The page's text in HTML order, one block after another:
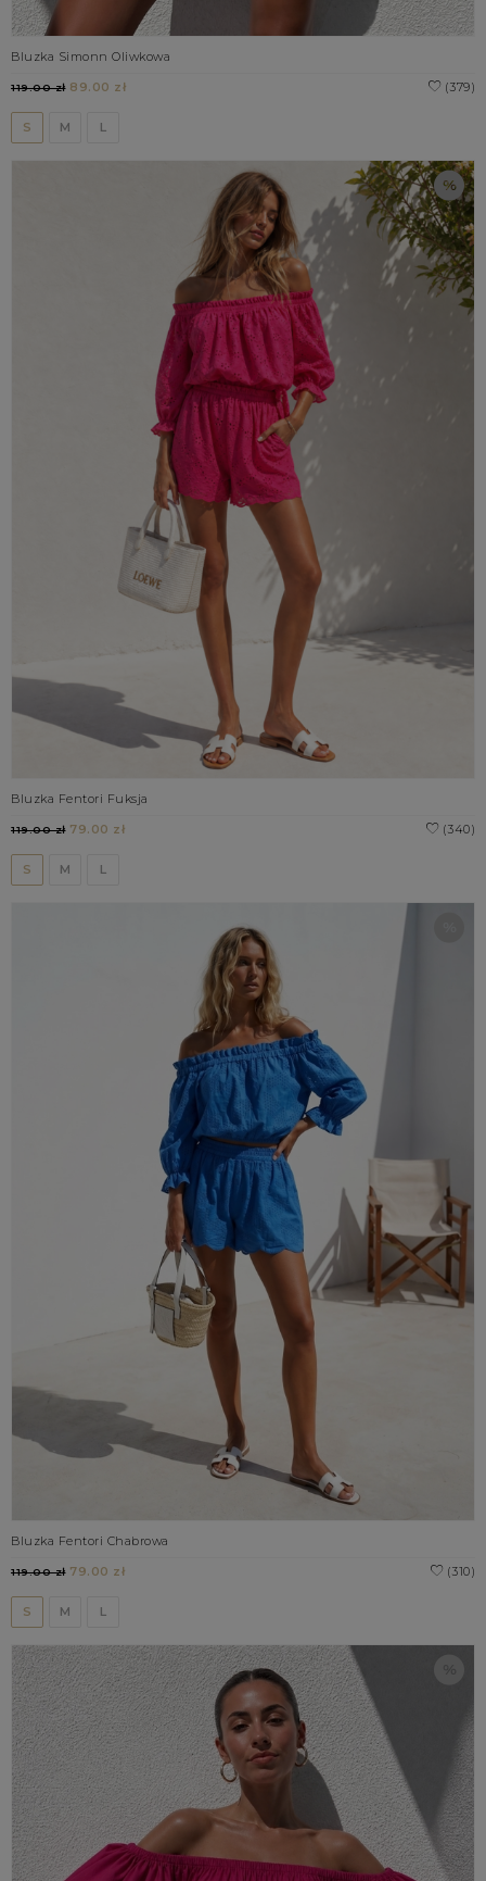
Bluzka Simonn Oliwkowa
(379)
119.00 zł89.00 zł
S M L
Bluzka Fentori Fuksja
(340)
119.00 zł79.00 zł
S M L
Bluzka Fentori Chabrowa
(310)
119.00 zł79.00 zł
S M L